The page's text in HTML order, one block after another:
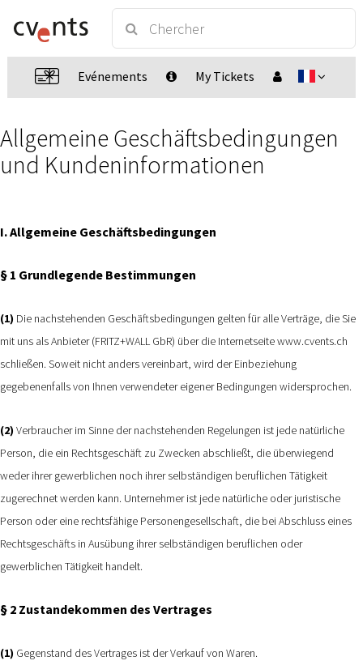
Evénements My Tickets
Allgemeine Geschäftsbedingungen
und Kundeninformationen
I. Allgemeine Geschäftsbedingungen
§ 1 Grundlegende Bestimmungen
(1) Die nachstehenden Geschäftsbedingungen gelten für alle Verträge, die Sie
mit uns als Anbieter (FRITZ+WALL GbR) über die Internetseite www.cvents.ch
schließen. Soweit nicht anders vereinbart, wird der Einbeziehung
gegebenenfalls von Ihnen verwendeter eigener Bedingungen widersprochen.
(2) Verbraucher im Sinne der nachstehenden Regelungen ist jede natürliche
Person, die ein Rechtsgeschäft zu Zwecken abschließt, die überwiegend
weder ihrer gewerblichen noch ihrer selbständigen beruflichen Tätigkeit
zugerechnet werden kann. Unternehmer ist jede natürliche oder juristische
Person oder eine rechtsfähige Personengesellschaft, die bei Abschluss eines
Rechtsgeschäfts in Ausübung ihrer selbständigen beruflichen oder
gewerblichen Tätigkeit handelt.
§ 2 Zustandekommen des Vertrages
(1) Gegenstand des Vertrages ist der Verkauf von Waren.